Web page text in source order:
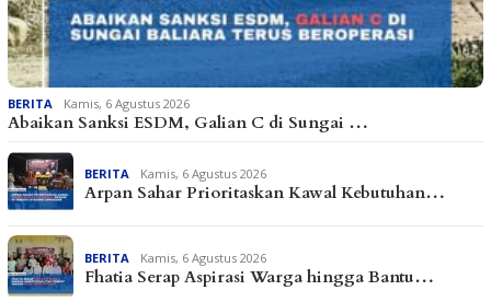
BERITA Kamis, 6 Agustus 2026
Abaikan Sanksi ESDM, Galian C di Sungai …
BERITA Kamis, 6 Agustus 2026
Arpan Sahar Prioritaskan Kawal Kebutuhan…
BERITA Kamis, 6 Agustus 2026
Fhatia Serap Aspirasi Warga hingga Bantu…